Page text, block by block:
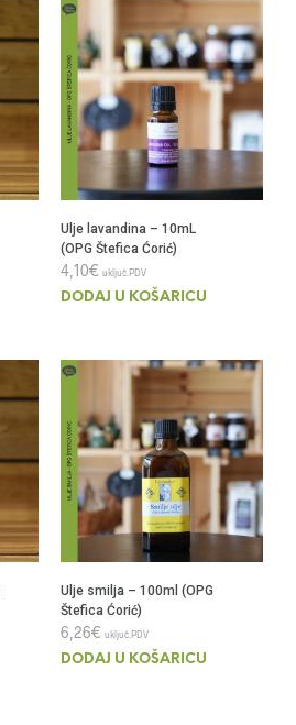
Ulje lavandina – 10mL
(OPG Štefica Ćorić)
4,10€ uključ.PDV
DODAJ U KOŠARICU
Ulje smilja – 100ml (OPG
Štefica Ćorić)
6,26€ uključ.PDV
DODAJ U KOŠARICU